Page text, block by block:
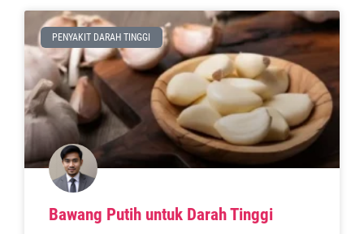
PENYAKIT DARAH TINGGI
Bawang Putih untuk Darah Tinggi